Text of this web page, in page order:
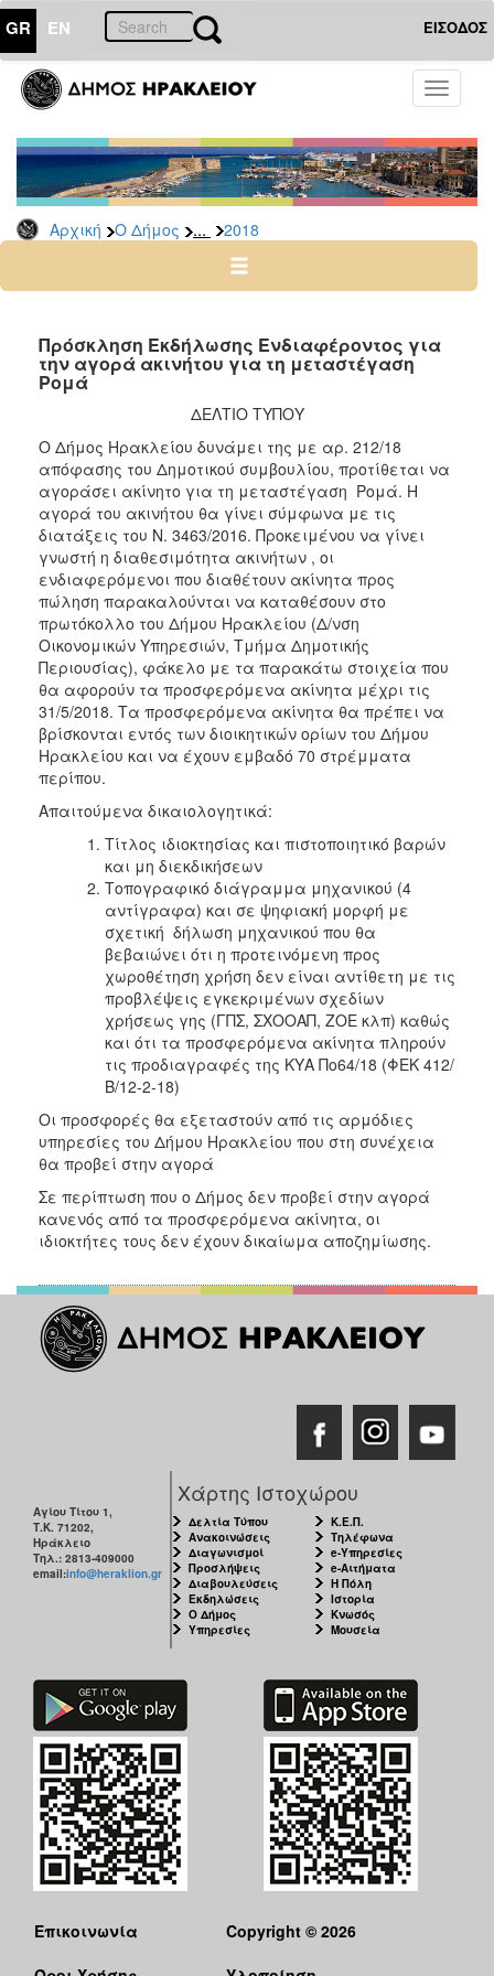
GR EN ΕΙΣΟΔΟΣ
Toggle
Αρχική Ο Δήμος ... 2018
ΔΗΜΟΣ
Διακηρύξεις
-
Δημοπρασίες
Αρχείο
2025
2023
2020
2019
2018
2017
2016
2015
2013
ΤΟΠΟΣ
ΠΟΛΙΤΙΣΜΟΣ
ΑΝΘΕΚΤΙΚΗ
Πρόσκληση Εκδήλωσης Ενδιαφέροντος για
την αγορά ακινήτου για τη μεταστέγαση
Ρομά
ΔΕΛΤΙΟ ΤΥΠΟΥ
Ο Δήμος Ηρακλείου δυνάμει της με αρ. 212/18
απόφασης του Δημοτικού συμβουλίου, προτίθεται να
αγοράσει ακίνητο για τη μεταστέγαση Ρομά. Η
αγορά του ακινήτου θα γίνει σύμφωνα με τις
διατάξεις του Ν. 3463/2016. Προκειμένου να γίνει
γνωστή η διαθεσιμότητα ακινήτων , οι
ενδιαφερόμενοι που διαθέτουν ακίνητα προς
πώληση παρακαλούνται να καταθέσουν στο
πρωτόκολλο του Δήμου Ηρακλείου (Δ/νση
Οικονομικών Υπηρεσιών, Τμήμα Δημοτικής
Περιουσίας), φάκελο με τα παρακάτω στοιχεία που
θα αφορούν τα προσφερόμενα ακίνητα μέχρι τις
31/5/2018. Τα προσφερόμενα ακίνητα θα πρέπει να
βρίσκονται εντός των διοικητικών ορίων του Δήμου
Ηρακλείου και να έχουν εμβαδό 70 στρέμματα
περίπου.
Απαιτούμενα δικαιολογητικά:
Τίτλος ιδιοκτησίας και πιστοποιητικό βαρών
και μη διεκδικήσεων
Τοπογραφικό διάγραμμα μηχανικού (4
αντίγραφα) και σε ψηφιακή μορφή με
σχετική δήλωση μηχανικού που θα
βεβαιώνει ότι η προτεινόμενη προς
χωροθέτηση χρήση δεν είναι αντίθετη με τις
προβλέψεις εγκεκριμένων σχεδίων
χρήσεως γης (ΓΠΣ, ΣΧΟΟΑΠ, ΖΟΕ κλπ) καθώς
και ότι τα προσφερόμενα ακίνητα πληρούν
τις προδιαγραφές της ΚΥΑ Πο64/18 (ΦΕΚ 412/
Β/12-2-18)
Οι προσφορές θα εξεταστούν από τις αρμόδιες
υπηρεσίες του Δήμου Ηρακλείου που στη συνέχεια
θα προβεί στην αγορά
Σε περίπτωση που ο Δήμος δεν προβεί στην αγορά
κανενός από τα προσφερόμενα ακίνητα, οι
ιδιοκτήτες τους δεν έχουν δικαίωμα αποζημίωσης.
Αγίου Τίτου 1,
Τ.Κ. 71202,
Ηράκλειο
Τηλ.: 2813-409000
email:info@heraklion.gr
Χάρτης Ιστοχώρου
Δελτία Τύπου
Ανακοινώσεις
Διαγωνισμοί
Προσλήψεις
Διαβουλεύσεις
Εκδηλώσεις
Ο Δήμος
Υπηρεσίες
Κ.Ε.Π.
Τηλέφωνα
e-Υπηρεσίες
e-Αιτήματα
Η Πόλη
Ιστορία
Κνωσός
Μουσεία
Επικοινωνία
Copyright © 2026